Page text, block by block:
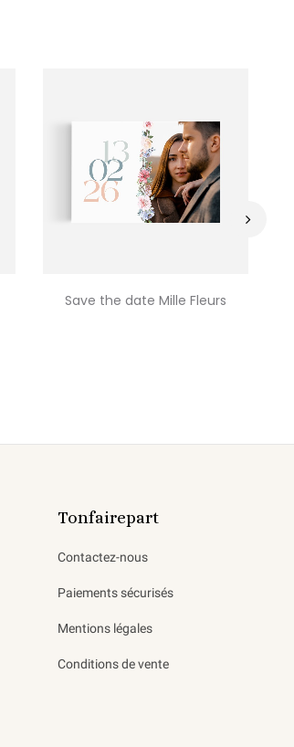
Save the date Mille Fleurs
Tonfairepart
Contactez-nous
Paiements sécurisés
Mentions légales
Conditions de vente